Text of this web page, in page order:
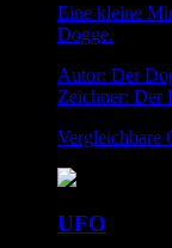
Eine kleine
Dogge.
Autor: Der
Zeichner: Der
Vergleichbare
UFO